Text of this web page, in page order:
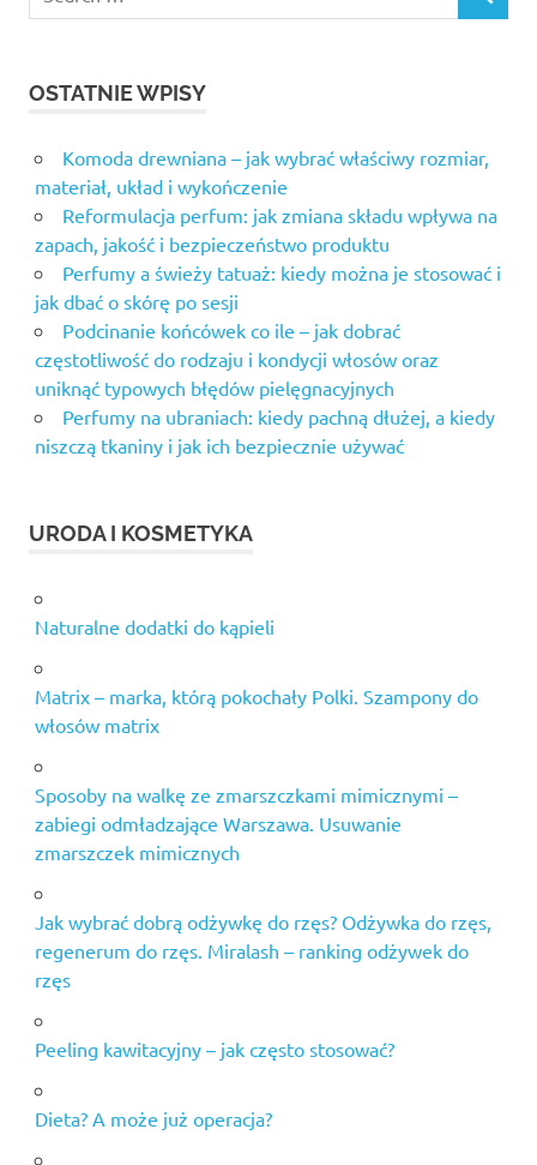
OSTATNIE WPISY
Komoda drewniana – jak wybrać właściwy rozmiar,
materiał, układ i wykończenie
Reformulacja perfum: jak zmiana składu wpływa na
zapach, jakość i bezpieczeństwo produktu
Perfumy a świeży tatuaż: kiedy można je stosować i
jak dbać o skórę po sesji
Podcinanie końcówek co ile – jak dobrać
częstotliwość do rodzaju i kondycji włosów oraz
uniknąć typowych błędów pielęgnacyjnych
Perfumy na ubraniach: kiedy pachną dłużej, a kiedy
niszczą tkaniny i jak ich bezpiecznie używać
URODA I KOSMETYKA
Naturalne dodatki do kąpieli
Matrix – marka, którą pokochały Polki. Szampony do
włosów matrix
Sposoby na walkę ze zmarszczkami mimicznymi –
zabiegi odmładzające Warszawa. Usuwanie
zmarszczek mimicznych
Jak wybrać dobrą odżywkę do rzęs? Odżywka do rzęs,
regenerum do rzęs. Miralash – ranking odżywek do
rzęs
Peeling kawitacyjny – jak często stosować?
Dieta? A może już operacja?